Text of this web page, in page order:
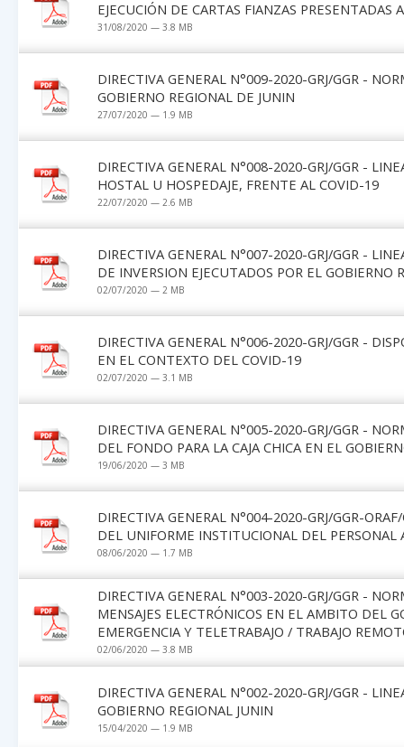
EJECUCIÓN DE CARTAS FIANZAS
31/08/2020 — 3.8 MB
DIRECTIVA GENERAL N°009-2020-GRJ/GGR -
GOBIERNO REGIONAL DE JUNIN
27/07/2020 — 1.9 MB
DIRECTIVA GENERAL N°008-2020-GRJ/GGR -
HOSTAL U HOSPEDAJE, FRENTE AL COVID-19
22/07/2020 — 2.6 MB
DIRECTIVA GENERAL N°007-2020-GRJ/GGR -
DE INVERSION EJECUTADOS POR EL GOBIERNO
02/07/2020 — 2 MB
DIRECTIVA GENERAL N°006-2020-GRJ/GGR -
EN EL CONTEXTO DEL COVID-19
02/07/2020 — 3.1 MB
DIRECTIVA GENERAL N°005-2020-GRJ/GGR -
DEL FONDO PARA LA CAJA CHICA EN EL
19/06/2020 — 3 MB
DIRECTIVA GENERAL N°004-2020-GRJ/GGR-
DEL UNIFORME INSTITUCIONAL DEL
08/06/2020 — 1.7 MB
DIRECTIVA GENERAL N°003-2020-GRJ/GGR -
MENSAJES ELECTRÓNICOS EN EL AMBITO DEL
EMERGENCIA Y TELETRABAJO / TRABAJO
02/06/2020 — 3.8 MB
DIRECTIVA GENERAL N°002-2020-GRJ/GGR -
GOBIERNO REGIONAL JUNIN
15/04/2020 — 1.9 MB